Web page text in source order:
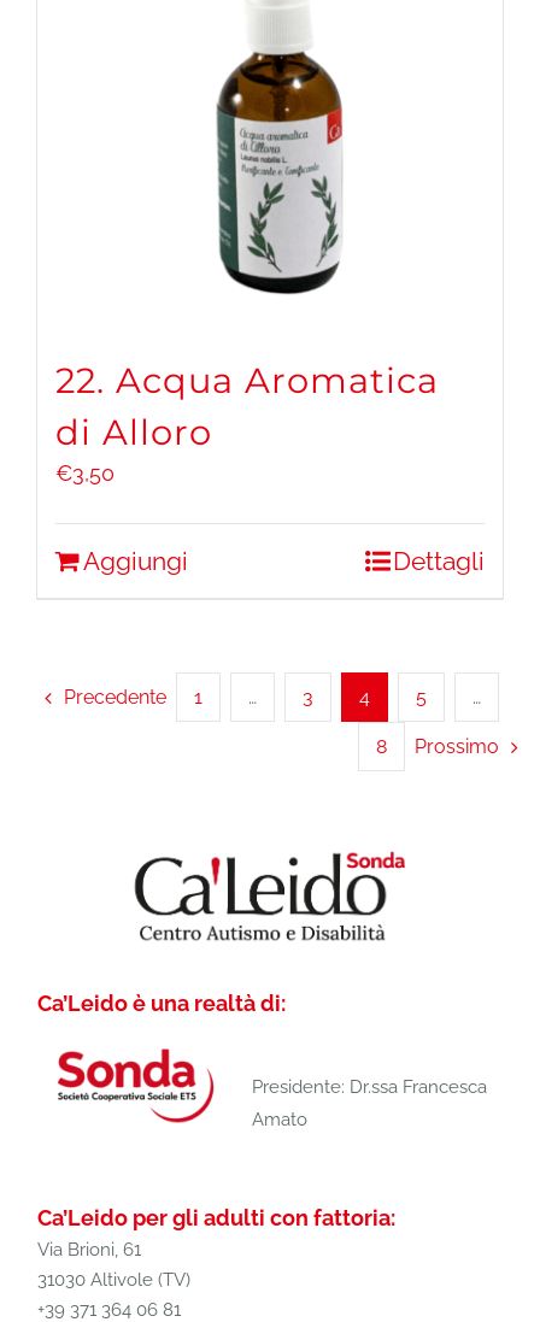
22. Acqua Aromatica
di Alloro
€3,50
Aggiungi Dettagli
Precedente 1 … 3 4 5 …
8 Prossimo
Ca’Leido è una realtà di:
Presidente: Dr.ssa Francesca
Amato
Ca’Leido per gli adulti con fattoria:
Via Brioni, 61
31030 Altivole (TV)
+39 371 364 06 81